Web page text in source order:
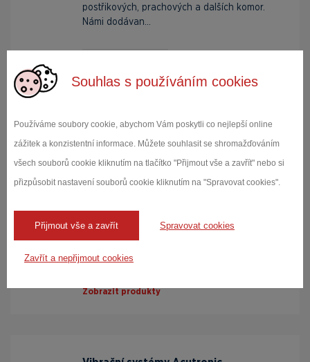
Souhlas s používáním cookies
Používáme soubory cookie, abychom Vám poskytli co nejlepší online
zážitek a konzistentní informace. Můžete souhlasit se shromažďováním
všech souborů cookie kliknutím na tlačítko "Přijmout vše a zavřít" nebo si
přizpůsobit nastavení souborů cookie kliknutím na "Spravovat cookies".
Přijmout vše a zavřít Spravovat cookies
Zavřít a nepřijmout cookies
postřikových, prachových a dalších komor.
Námi dodávan...
Simulace slunečního záření a
povětrnostních vlivů Atlas MTS
Komory pro sluneční simulaci Weiss Technik
teplo, chlad a vlhkost. Téměř veškeré
předměty každodenního života podléhají těmto
vlivům prostř...
Zobrazit produkty